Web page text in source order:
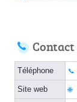
Contact
Téléphone
Site web